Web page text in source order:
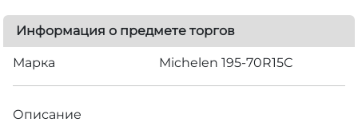
Информация о предмете торгов
Марка Michelen 195-70R15С
Описание